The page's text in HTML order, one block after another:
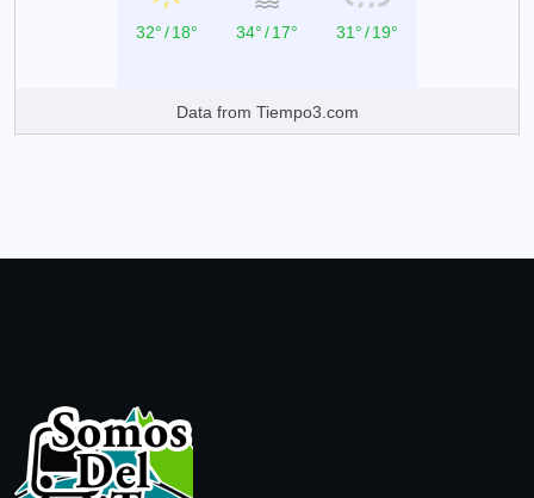
32°/18° 34°/17° 31°/19°
Data from Tiempo3.com